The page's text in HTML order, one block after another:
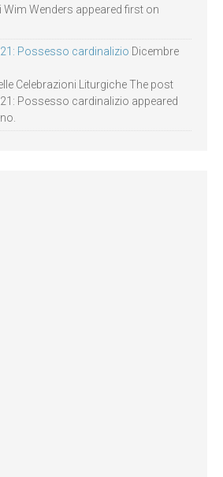
Wim Wenders appeared first on
Possesso cardinalizio Dicembre
Celebrazioni Liturgiche The post
Possesso cardinalizio appeared